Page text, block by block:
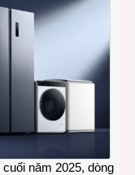
năm 2025, dòng